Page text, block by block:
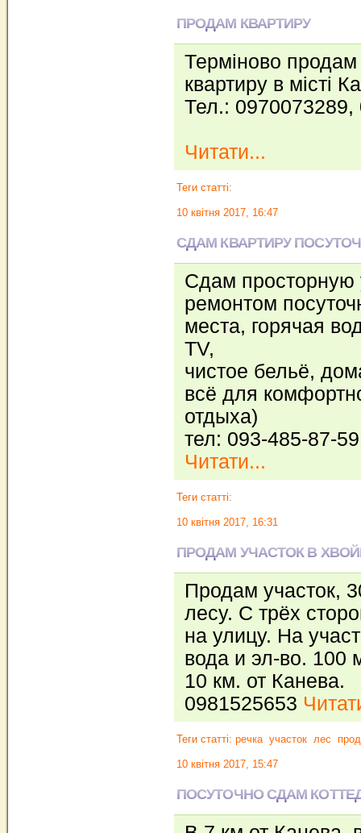
ПРОДАМ КВАРТИРУ
Терміново продам
квартиру в місті
Тел.: 0970073289,
Читати...
Теги статті:
10 квітня 2017, 16:47
СДАМ КВАРТИРУ
Сдам просторную
ремонтом
места, горячая
ТV,
чистое бельё,
всё для
отдыха)
тел: 093-485-87-
Читати...
Теги статті:
10 квітня 2017, 16:31
ПРОДАМ УЧАСТОК В
Продам участок,
лесу. С трёх
на улицу. На
вода и эл-во. 100
10 км. от Канева.
0981525653
Теги статті: речка участок лес
10 квітня 2017, 15:47
ПОСУТОЧНО СДАМ